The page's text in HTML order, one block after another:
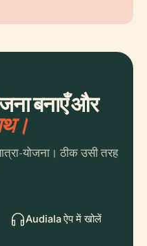
बनाएँ और
योजना। ठीक उसी तरह
Audiala ऐप में खोलें